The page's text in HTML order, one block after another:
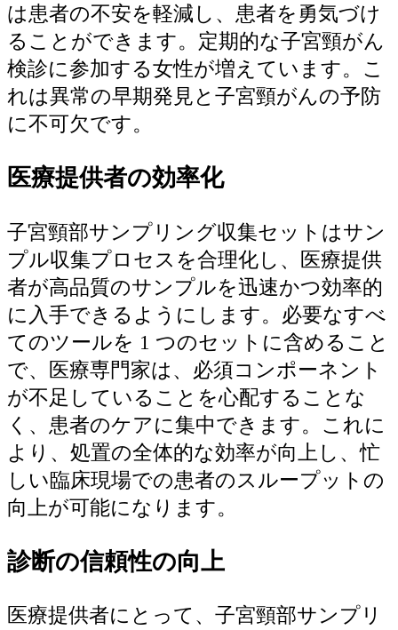
は患者の不安を軽減し、患者を勇気づけ
ることができます。定期的な子宮頸がん
検診に参加する女性が増えています。こ
れは異常の早期発見と子宮頸がんの予防
に不可欠です。
医療提供者の効率化
子宮頸部サンプリング収集セットはサン
プル収集プロセスを合理化し、医療提供
者が高品質のサンプルを迅速かつ効率的
に入手できるようにします。必要なすべ
てのツールを 1 つのセットに含めること
で、医療専門家は、必須コンポーネント
が不足していることを心配することな
く、患者のケアに集中できます。これに
より、処置の全体的な効率が向上し、忙
しい臨床現場での患者のスループットの
向上が可能になります。
診断の信頼性の向上
医療提供者にとって、子宮頸部サンプリ